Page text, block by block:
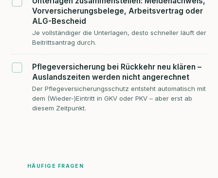
Vorversicherungsbelege, Arbeitsvertrag oder
ALG-Bescheid
Je vollständiger die Unterlagen, desto schneller läuft der
Beitrittsantrag durch.
Pflegeversicherung bei Rückkehr neu klären –
Auslandszeiten werden nicht angerechnet
Der Pflegeversicherungsschutz entsteht automatisch mit
dem (Wieder-)Eintritt in GKV oder PKV – aber erst ab
diesem Zeitpunkt.
HÄUFIGE FRAGEN